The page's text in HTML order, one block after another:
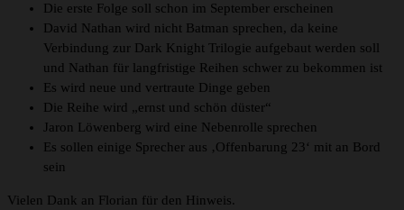
Die erste Folge soll schon im September erscheinen
David Nathan wird nicht Batman sprechen, da keine
Verbindung zur Dark Knight Trilogie aufgebaut werden soll
und Nathan für langfristige Reihen schwer zu bekommen ist
Es wird neue und vertraute Dinge geben
Die Reihe wird „ernst und schön düster“
Jaron Löwenberg wird eine Nebenrolle sprechen
Es sollen einige Sprecher aus ‚Offenbarung 23‘ mit an Bord
sein
Vielen Dank an Florian für den Hinweis.